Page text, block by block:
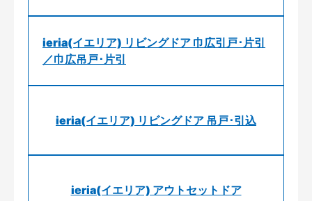
ieria(イエリア) リビングドア 巾広引戸･片引
／巾広吊戸･片引
ieria(イエリア) リビングドア 吊戸･引込
ieria(イエリア) アウトセットドア